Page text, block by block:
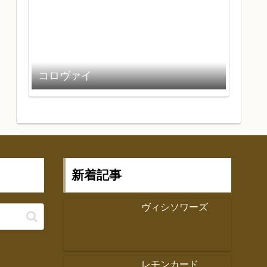
コロヴァイ
新着記事
ヴィシソワーズ
レモンカード